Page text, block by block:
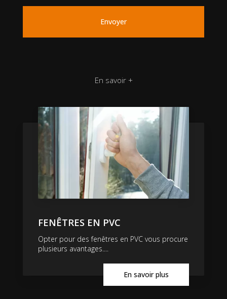
En savoir +
FENÊTRES EN PVC
Opter pour des fenêtres en PVC vous procure
plusieurs avantages....
En savoir plus